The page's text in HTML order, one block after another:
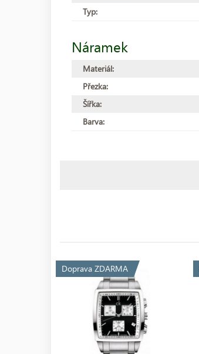
Typ:
Náramek
Materiál:
Přezka:
Šířka:
Barva:
Doprava ZDARMA